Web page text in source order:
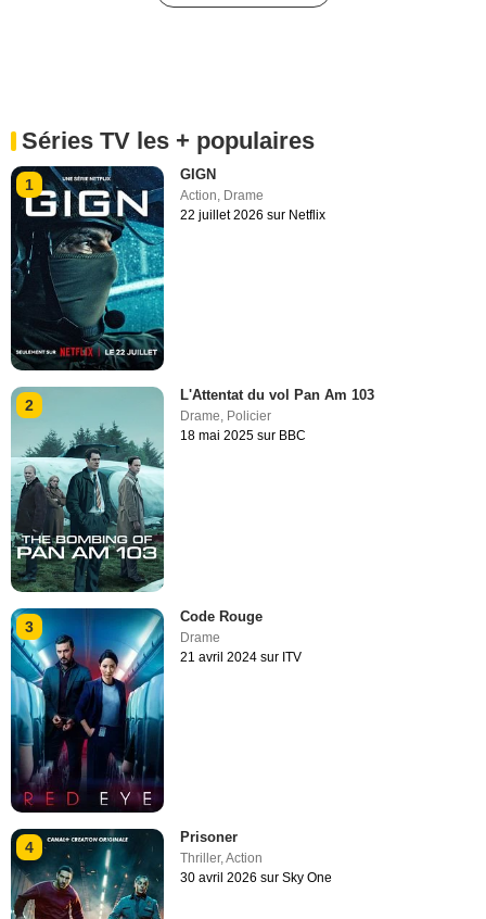
Séries TV les + populaires
1
GIGN
Action, Drame
22 juillet 2026 sur Netflix
2
L'Attentat du vol Pan Am 103
Drame, Policier
18 mai 2025 sur BBC
3
Code Rouge
Drame
21 avril 2024 sur ITV
4
Prisoner
Thriller,Action
30 avril 2026 sur Sky One